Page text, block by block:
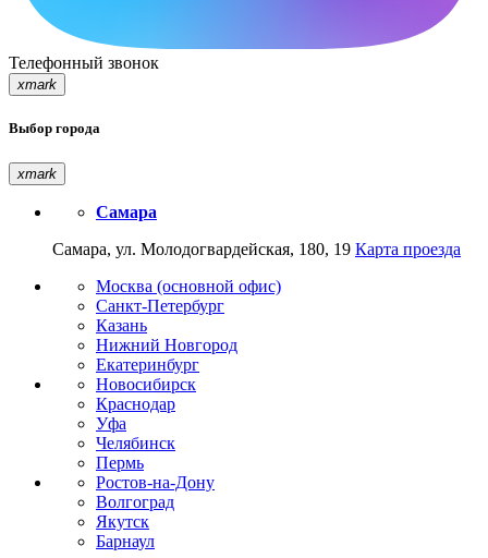
Телефонный звонок
xmark
Выбор города
xmark
Самара
Самара, ул. Молодогвардейская, 180, 19 Карта проезда
Москва (основной офис)
Санкт-Петербург
Казань
Нижний Новгород
Екатеринбург
Новосибирск
Краснодар
Уфа
Челябинск
Пермь
Ростов-на-Дону
Волгоград
Якутск
Барнаул